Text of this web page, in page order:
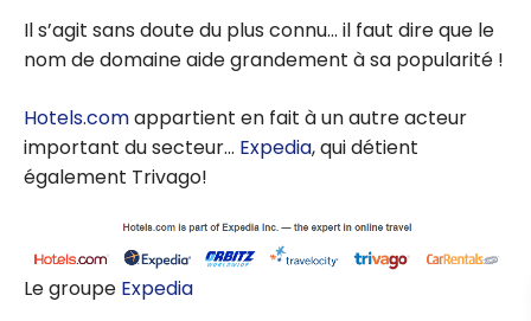
Il s’agit sans doute du plus connu… il faut dire que le
nom de domaine aide grandement à sa popularité !
Hotels.comappartient en fait à un autre acteur
important du secteur… Expedia, qui détient
également Trivago!
Le groupe Expedia